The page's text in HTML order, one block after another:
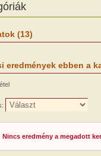
(13)
eredmények ebben a
Nincs eredmény a megadott